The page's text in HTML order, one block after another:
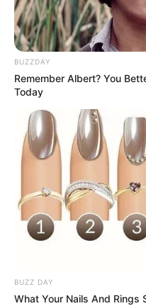
BUZZDAY
Remember Albert? You
Today
BUZZ DAY
What Your Nails And Rings